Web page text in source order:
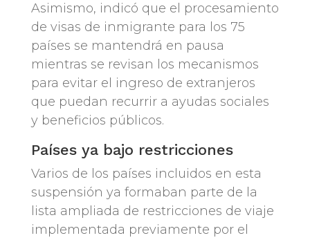
Asimismo, indicó que el procesamiento
de visas de inmigrante para los 75
países se mantendrá en pausa
mientras se revisan los mecanismos
para evitar el ingreso de extranjeros
que puedan recurrir a ayudas sociales
y beneficios públicos.
Países ya bajo restricciones
Varios de los países incluidos en esta
suspensión ya formaban parte de la
lista ampliada de restricciones de viaje
implementada previamente por el